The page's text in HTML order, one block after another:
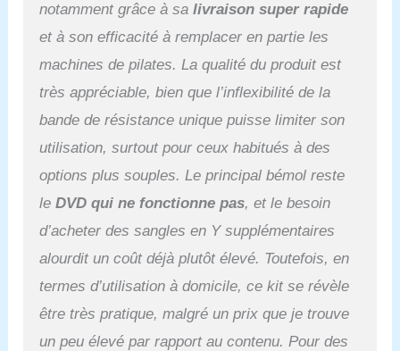
notamment grâce à salivraison super rapide
et à son efficacité à remplacer en partie les
machines de pilates. La qualité du produit est
très appréciable, bien que l’inflexibilité de la
bande de résistance unique puisse limiter son
utilisation, surtout pour ceux habitués à des
options plus souples. Le principal bémol reste
leDVD qui ne fonctionne pas, et le besoin
d’acheter des sangles en Y supplémentaires
alourdit un coût déjà plutôt élevé. Toutefois, en
termes d’utilisation à domicile, ce kit se révèle
être très pratique, malgré un prix que je trouve
un peu élevé par rapport au contenu. Pour des